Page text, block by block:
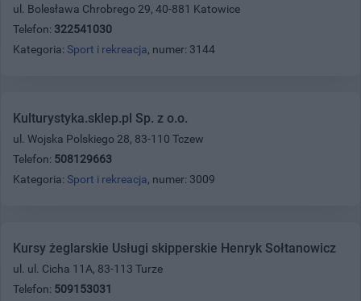
ul. Bolesława Chrobrego 29, 40-881 Katowice
Telefon: 322541030
Kategoria: Sport i rekreacja, numer: 3144
Kulturystyka.sklep.pl Sp. z o.o.
ul. Wojska Polskiego 28, 83-110 Tczew
Telefon: 508129663
Kategoria: Sport i rekreacja, numer: 3009
Kursy żeglarskie Usługi skipperskie Henryk Sołtanowicz
ul. ul. Cicha 11A, 83-113 Turze
Telefon: 509153031